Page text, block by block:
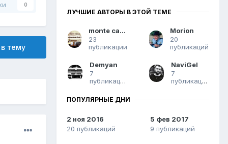
0
тему
ЛУЧШИЕ АВТОРЫ В ЭТОЙ ТЕМЕ
monte carlo
23
публикации
Morion
20
публикаций
Demyan
7
публикаций
NaviGel
7
публикаций
ПОПУЛЯРНЫЕ ДНИ
2 ноя 2016
20 публикаций
5 фев 2017
9 публикаций